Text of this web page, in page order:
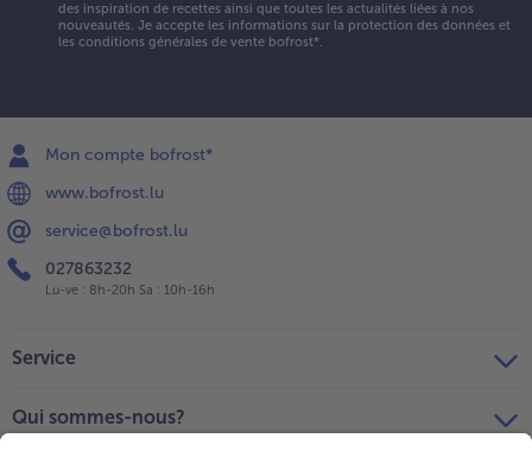
des inspiration de recettes ainsi que toutes les actualités liées à nos
nouveautés. Je accepte les informations sur la protection des données et
les conditions générales de vente bofrost*.
Mon compte bofrost*
www.bofrost.lu
service@bofrost.lu
027863232
Lu-ve : 8h-20h Sa : 10h-16h
Service
Qui sommes-nous?